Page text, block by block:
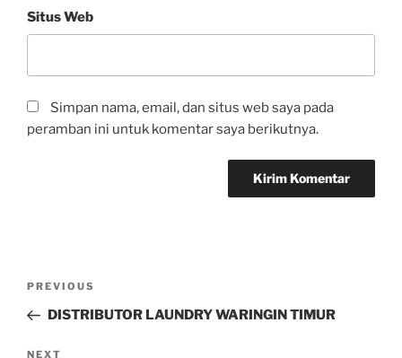
Situs Web
Simpan nama, email, dan situs web saya pada
peramban ini untuk komentar saya berikutnya.
PREVIOUS
DISTRIBUTOR LAUNDRY WARINGIN TIMUR
NEXT